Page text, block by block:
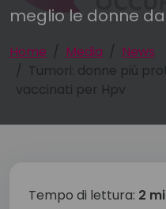
meglio le donne
Home Media
News
Tumori: donne più
vaccinati per Hpv
Tempo di lettura: 2